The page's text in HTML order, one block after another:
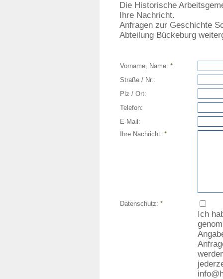
Die Historische
Ihre Nachricht.
Anfragen zur Geschichte
Abteilung Bückeburg
Vorname, Name: *
Straße / Nr.:
Plz / Ort:
Telefon:
E-Mail:
Ihre Nachricht: *
Datenschutz: *
Ich